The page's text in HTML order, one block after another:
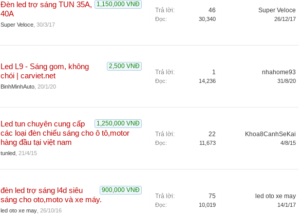
1,150,000 VNĐ
Đèn led trợ sáng TUN 35A,
40A
Super Veloce 30/3/17
Trả lời: 46
Đọc: 30,340
Super Veloce
26/12/17
2,500 VNĐ
Led L9 - Sáng gom, không
chói | carviet.net
BinhMinhAuto 20/1/20
Trả lời: 1
Đọc: 14,236
nhahome93
31/8/20
1,250,000 VNĐ
Led tun chuyên cung cấp
các loại đèn chiếu sáng cho ô tô,motor
hàng đầu tại việt nam
tunled 21/4/15
Trả lời: 22
Đọc: 11,673
Khoa8CanhSeKai
4/8/15
900,000 VNĐ
đèn led trợ sáng l4d siêu
sáng cho oto,moto và xe máy.
led oto xe may 26/10/16
Trả lời: 75
Đọc: 10,019
led oto xe may
14/1/17